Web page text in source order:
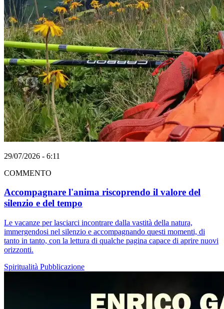
29/07/2026 - 6:11
COMMENTO
Accompagnare l'anima riscoprendo il valore del
silenzio e del tempo
Le vacanze per lasciarci incontrare dalla vastità della natura,
immergendosi nel silenzio e accompagnando questi momenti, di
tanto in tanto, con la lettura di qualche pagina capace di aprire nuovi
orizzonti.
Spiritualità Pubblicazione